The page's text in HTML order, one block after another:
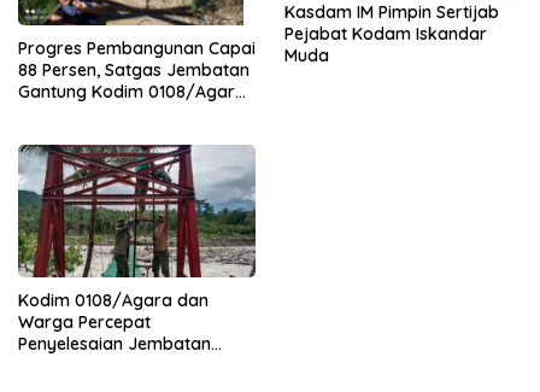
Progres Pembangunan Capai
88 Persen, Satgas Jembatan
Gantung Kodim 0108/Agara
Kasdam IM Pimpin Sertijab
Pejabat Kodam Iskandar
Muda
Kodim 0108/Agara dan
Warga Percepat
Penyelesaian Jembatan